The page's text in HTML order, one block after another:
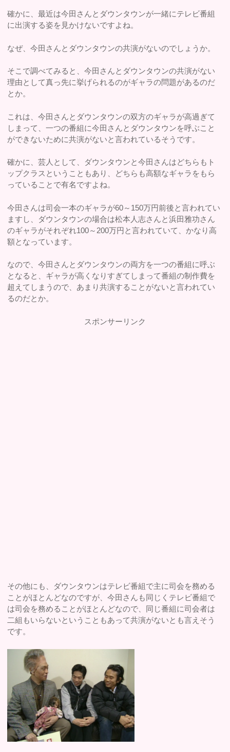
確かに、最近は今田さんとダウンタウンが一緒にテレビ番組
に出演する姿を見かけないですよね。
なぜ、今田さんとダウンタウンの共演がないのでしょうか。
そこで調べてみると、今田さんとダウンタウンの共演がない
理由として真っ先に挙げられるのがギャラの問題があるのだ
とか。
これは、今田さんとダウンタウンの双方のギャラが高過ぎて
しまって、一つの番組に今田さんとダウンタウンを呼ぶこと
ができないために共演がないと言われているそうです。
確かに、芸人として、ダウンタウンと今田さんはどちらもト
ップクラスということもあり、どちらも高額なギャラをもら
っていることで有名ですよね。
今田さんは司会一本のギャラが60～150万円前後と言われてい
ますし、ダウンタウンの場合は松本人志さんと浜田雅功さん
のギャラがそれぞれ100～200万円と言われていて、かなり高
額となっています。
なので、今田さんとダウンタウンの両方を一つの番組に呼ぶ
となると、ギャラが高くなりすぎてしまって番組の制作費を
超えてしまうので、あまり共演することがないと言われてい
るのだとか。
スポンサーリンク
その他にも、ダウンタウンはテレビ番組で主に司会を務める
ことがほとんどなのですが、今田さんも同じくテレビ番組で
は司会を務めることがほとんどなので、同じ番組に司会者は
二組もいらないということもあって共演がないとも言えそう
です。